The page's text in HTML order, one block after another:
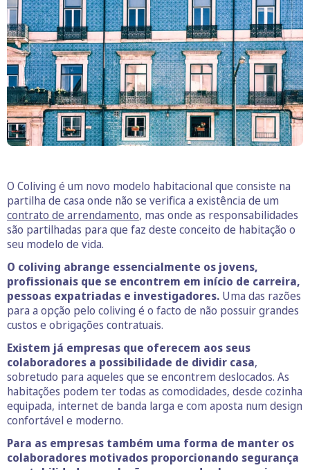
O Coliving é um novo modelo habitacional que consiste na
partilha de casa onde não se verifica a existência de um
contrato de arrendamento, mas onde as responsabilidades
são partilhadas para que faz deste conceito de habitação o
seu modelo de vida.
O coliving abrange essencialmente os jovens,
profissionais que se encontrem em início de carreira,
pessoas expatriadas e investigadores. Uma das razões
para a opção pelo coliving é o facto de não possuir grandes
custos e obrigações contratuais.
Existem já empresas que oferecem aos seus
colaboradores a possibilidade de dividir casa,
sobretudo para aqueles que se encontrem deslocados. As
habitações podem ter todas as comodidades, desde cozinha
equipada, internet de banda larga e com aposta num design
confortável e moderno.
Para as empresas também uma forma de manter os
colaboradores motivados proporcionando segurança